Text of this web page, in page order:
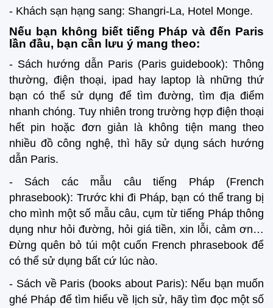
- Khách sạn hạng sang: Shangri-La, Hotel Monge.
Nếu bạn không biết tiếng Pháp và đến Paris
lần đầu, bạn cần lưu ý mang theo:
- Sách hướng dẫn Paris (Paris guidebook): Thông
thường, điện thoại, ipad hay laptop là những thứ
bạn có thể sử dụng để tìm đường, tìm địa điểm
nhanh chóng. Tuy nhiên trong trường hợp điện thoại
hết pin hoặc đơn giản là không tiện mang theo
nhiều đồ công nghệ, thì hãy sử dụng sách hướng
dẫn Paris.
- Sách các mẫu câu tiếng Pháp (French
phrasebook): Trước khi đi Pháp, bạn có thể trang bị
cho mình một số mẫu câu, cụm từ tiếng Pháp thông
dụng như hỏi đường, hỏi giá tiền, xin lỗi, cảm ơn…
Đừng quên bỏ túi một cuốn French phrasebook để
có thể sử dụng bất cứ lúc nào.
- Sách về Paris (books about Paris): Nếu bạn muốn
ghé Pháp để tìm hiểu về lịch sử, hãy tìm đọc một số